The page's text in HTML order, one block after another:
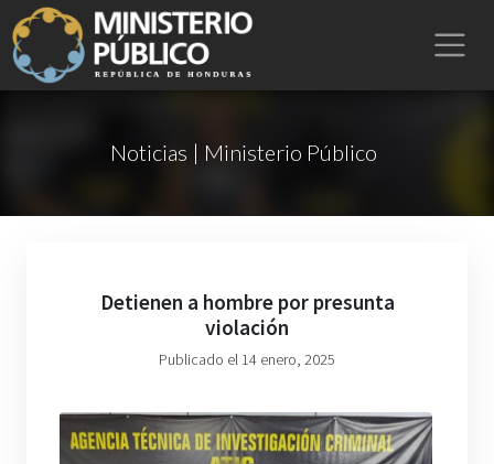
Noticias | Ministerio Público
Detienen a hombre por presunta
violación
Publicado el 14 enero, 2025